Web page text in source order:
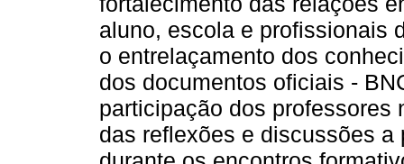
aluno, escola e profissionais
o entrelaçamento dos
dos documentos oficiais -
participação dos professores
das reflexões e discussões